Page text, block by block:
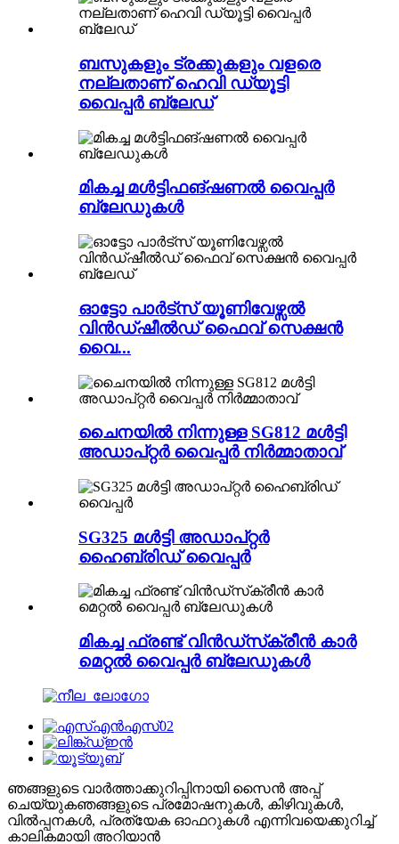
ബസുകളും ട്രക്കുകളും വളരെ
നല്ലതാണ് ഹെവി ഡ്യൂട്ടി
വൈപ്പർ ബ്ലേഡ്
മികച്ച മൾട്ടിഫങ്ഷണൽ വൈപ്പർ
ബ്ലേഡുകൾ
ഓട്ടോ പാർട്സ് യൂണിവേഴ്സൽ
വിൻഡ്ഷീൽഡ് ഫൈവ് സെക്ഷൻ
വൈ...
ചൈനയിൽ നിന്നുള്ള SG812 മൾട്ടി
അഡാപ്റ്റർ വൈപ്പർ നിർമ്മാതാവ്
SG325 മൾട്ടി അഡാപ്റ്റർ
ഹൈബ്രിഡ് വൈപ്പർ
മികച്ച ഫ്രണ്ട് വിൻഡ്‌സ്‌ക്രീൻ കാർ
മെറ്റൽ വൈപ്പർ ബ്ലേഡുകൾ
ഞങ്ങളുടെ വാർത്താക്കുറിപ്പിനായി സൈൻ അപ്പ്
ചെയ്യുകഞങ്ങളുടെ പ്രമോഷനുകൾ, കിഴിവുകൾ,
വിൽപ്പനകൾ, പ്രത്യേക ഓഫറുകൾ എന്നിവയെക്കുറിച്ച്
കാലികമായി അറിയാൻ